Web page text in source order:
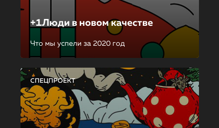
+1Люди в новом качестве
Что мы успели за 2020 год
СПЕЦПРОЕКТ